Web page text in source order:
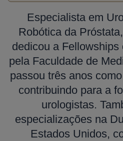
Especialista em
Robótica da
dedicou a
pela Faculdade de
passou três anos
contribuindo para a
urologistas.
especializações na
Estados Unidos,